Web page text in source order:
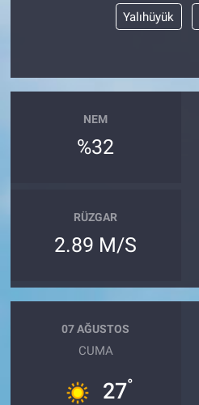
Yalıhüyük
NEM
%32
RÜZGAR
2.89 M/S
07 AĞUSTOS
CUMA
27°